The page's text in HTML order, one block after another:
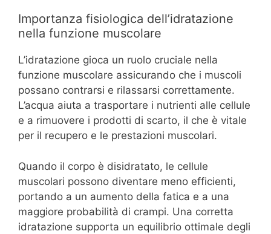
Importanza fisiologica dell’idratazione
nella funzione muscolare
L’idratazione gioca un ruolo cruciale nella
funzione muscolare assicurando che i muscoli
possano contrarsi e rilassarsi correttamente.
L’acqua aiuta a trasportare i nutrienti alle cellule
e a rimuovere i prodotti di scarto, il che è vitale
per il recupero e le prestazioni muscolari.
Quando il corpo è disidratato, le cellule
muscolari possono diventare meno efficienti,
portando a un aumento della fatica e a una
maggiore probabilità di crampi. Una corretta
idratazione supporta un equilibrio ottimale degli